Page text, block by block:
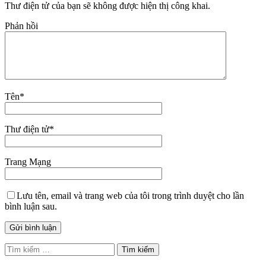
Thư điện tử của bạn sẽ không được hiện thị công khai.
Phản hồi
Tên*
Thư điện tử*
Trang Mạng
Lưu tên, email và trang web của tôi trong trình duyệt cho lần
bình luận sau.
Tìm